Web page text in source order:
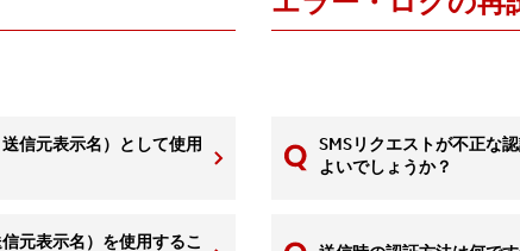
信元表示名）として使用
元表示名）を使用するこ
SMSリクエストが不正な
よいでしょうか？